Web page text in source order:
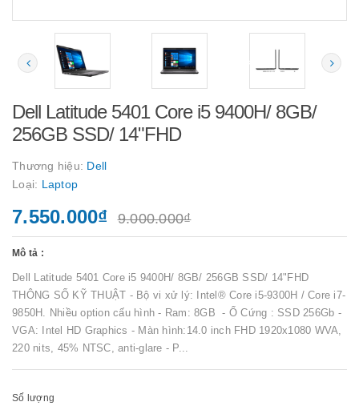
Dell Latitude 5401 Core i5 9400H/ 8GB/
256GB SSD/ 14"FHD
Thương hiệu: Dell
Loại: Laptop
7.550.000₫ 9.000.000₫
Mô tả :
Dell Latitude 5401 Core i5 9400H/ 8GB/ 256GB SSD/ 14"FHD
THÔNG SỐ KỸ THUẬT - Bộ vi xử lý: Intel® Core i5-9300H / Core i7-
9850H. Nhiều option cấu hình - Ram: 8GB - Ổ Cứng : SSD 256Gb -
VGA: Intel HD Graphics - Màn hình:14.0 inch FHD 1920x1080 WVA,
220 nits, 45% NTSC, anti-glare - P...
Số lượng